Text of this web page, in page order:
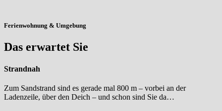
Ferienwohnung & Umgebung
Das erwartet Sie
Strandnah
Zum Sandstrand sind es gerade mal 800 m – vorbei an der
Ladenzeile, über den Deich – und schon sind Sie da…